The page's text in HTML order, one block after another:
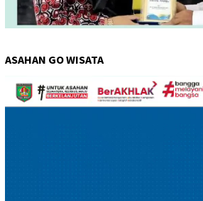
ASAHAN GO WISATA
Pemutar
Video